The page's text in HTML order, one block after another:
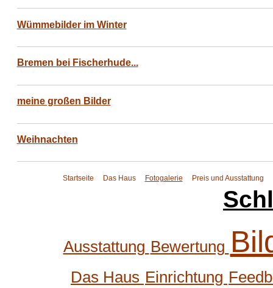
Wümmebilder im Winter
Bremen bei Fischerhude...
meine großen Bilder
Weihnachten
Startseite Das Haus Fotogalerie Preis und Ausstattung
Ausstattung Bewertung
Das Haus Einrichtung